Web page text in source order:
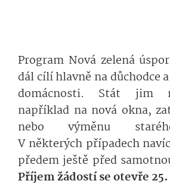
Program Nová zelená
dál cílí hlavně na důchodce
domácnosti. Stát jim
například na nová okna,
nebo výměnu
V některých případech
předem ještě před
Příjem žádostí se otevře